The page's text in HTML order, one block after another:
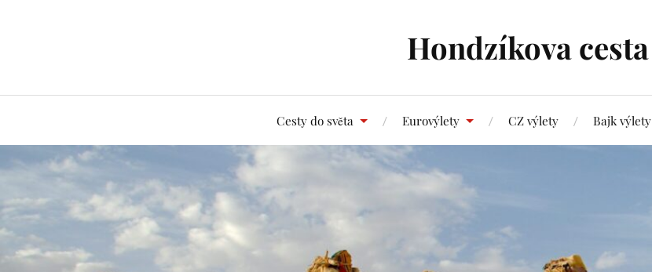
Hondzíkova cesta
Cesty do světa Eurovýlety CZ výlety Bajk výlety